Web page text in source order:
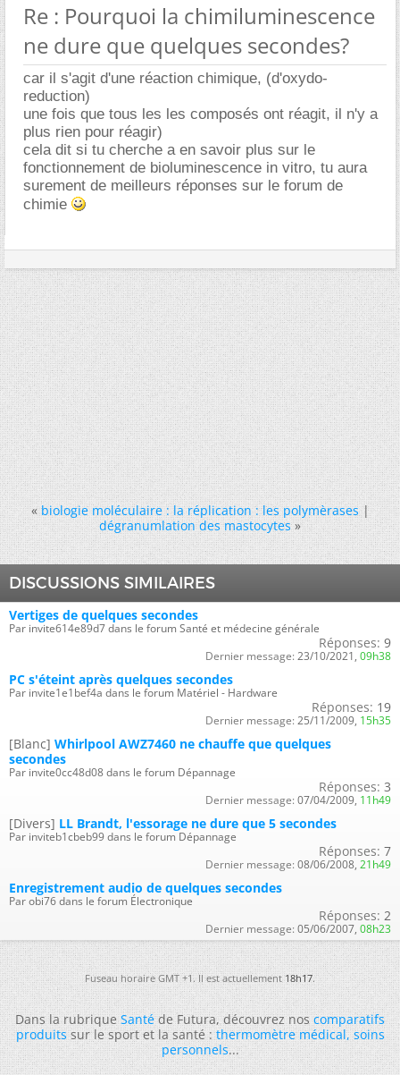
Re : Pourquoi la chimiluminescence
ne dure que quelques secondes?
car il s'agit d'une réaction chimique, (d'oxydo-
reduction)
une fois que tous les les composés ont réagit, il n'y a
plus rien pour réagir)
cela dit si tu cherche a en savoir plus sur le
fonctionnement de bioluminescence in vitro, tu aura
surement de meilleurs réponses sur le forum de
chimie
« biologie moléculaire : la réplication : les polymèrases|
dégranumlation des mastocytes »
DISCUSSIONS SIMILAIRES
Vertiges de quelques secondes
Par invite614e89d7 dans le forum Santé et médecine générale
Réponses: 9
Dernier message: 23/10/2021, 09h38
PC s'éteint après quelques secondes
Par invite1e1bef4a dans le forum Matériel - Hardware
Réponses: 19
Dernier message: 25/11/2009, 15h35
[Blanc] Whirlpool AWZ7460 ne chauffe que quelques
secondes
Par invite0cc48d08 dans le forum Dépannage
Réponses: 3
Dernier message: 07/04/2009, 11h49
[Divers] LL Brandt, l'essorage ne dure que 5 secondes
Par inviteb1cbeb99 dans le forum Dépannage
Réponses: 7
Dernier message: 08/06/2008, 21h49
Enregistrement audio de quelques secondes
Par obi76 dans le forum Électronique
Réponses: 2
Dernier message: 05/06/2007, 08h23
Fuseau horaire GMT +1. Il est actuellement18h17.
Dans la rubriqueSantéde Futura, découvrez noscomparatifs
produitssur le sport et la santé :thermomètre médical,soins
personnels...